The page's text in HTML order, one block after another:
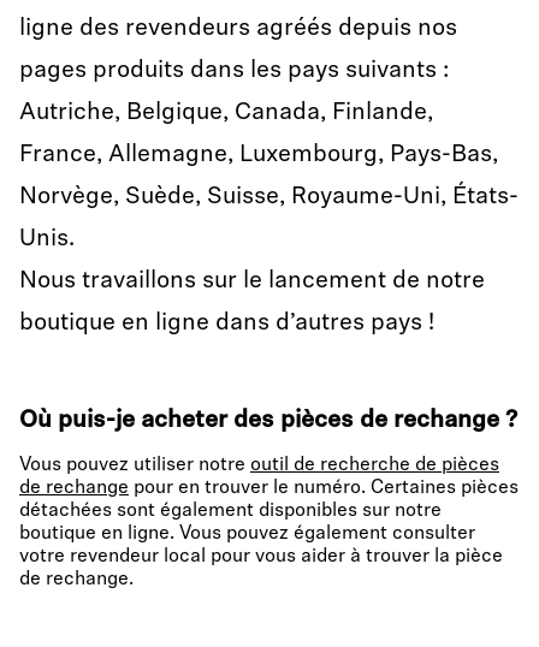
ligne des revendeurs agréés depuis nos
pages produits dans les pays suivants :
Autriche, Belgique, Canada, Finlande,
France, Allemagne, Luxembourg, Pays-Bas,
Norvège, Suède, Suisse, Royaume-Uni, États-
Unis.
Nous travaillons sur le lancement de notre
boutique en ligne dans d’autres pays !
Où puis-je acheter des pièces de rechange ?
Vous pouvez utiliser notre outil de recherche de pièces
de rechange pour en trouver le numéro. Certaines pièces
détachées sont également disponibles sur notre
boutique en ligne. Vous pouvez également consulter
votre revendeur local pour vous aider à trouver la pièce
de rechange.